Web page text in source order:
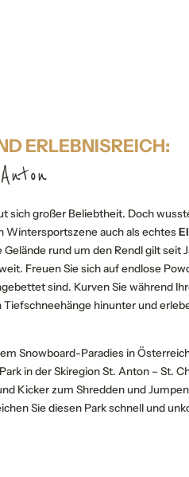
HOSTS ERLEBEN
nachhallen
Oktober 2027
Anton
Reisen
ERLEBNISREICH:
sich großer Beliebtheit. Doch
Wintersportszene auch als echtes
rund um den Rendl gilt seit
Freuen Sie sich auf endlose
sind. Kurven Sie während
hinunter und
Snowboard-Paradies in
in der Skiregion St. Anton – St.
Kicker zum Shredden und
Sie diesen Park schnell und